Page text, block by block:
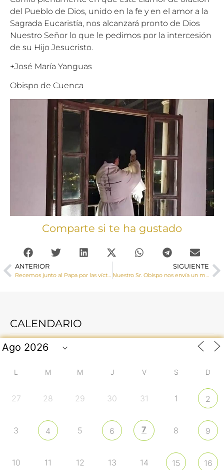
del Pueblo de Dios, unido en la fe y en el amor a la
Sagrada Eucaristía, nos alcanzará pronto de Dios
Nuestro Señor lo que le pedimos por la intercesión
de su Hijo Jesucristo.
+José María Yanguas
Obispo de Cuenca
Comparte si te ha gustado
ANTERIOR
Recemos junto al Papa por las víctimas de #Covid_19 y recibamos Indulgencia Plenaria y la Bendición Urbi et Orbi
SIGUIENTE
Nuestro Sr. Obispo nos envía un mensaje de esperanza y fortaleza frente a la pandemia del coronavirus
CALENDARIO
L M M J V S D
27 28 29 30 31 1 2
3 4 5 6 7 8 9
10 11 12 13 14 15 16